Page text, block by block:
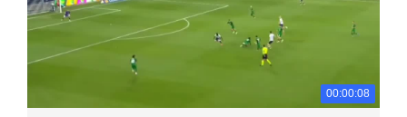
00:00:08